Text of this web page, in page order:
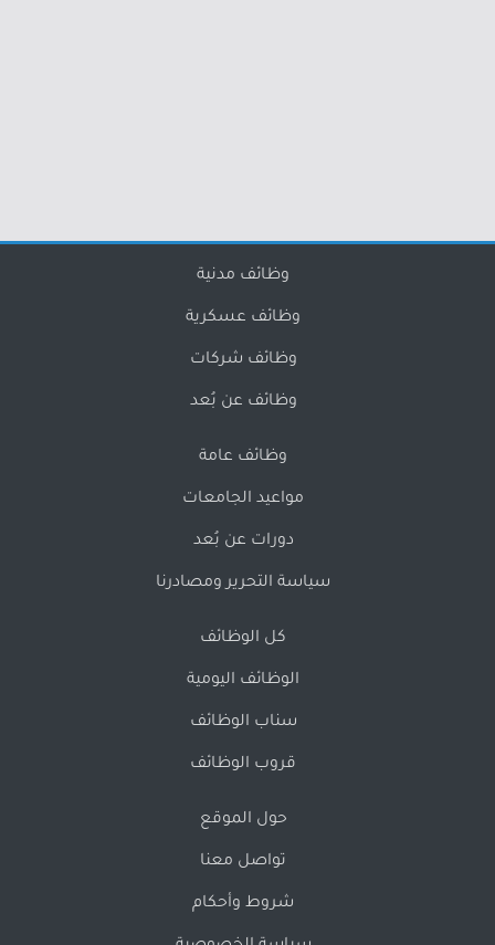
وظائف مدنية
وظائف عسكرية
وظائف شركات
وظائف عن بُعد
وظائف عامة
مواعيد الجامعات
دورات عن بُعد
سياسة التحرير ومصادرنا
كل الوظائف
الوظائف اليومية
سناب الوظائف
قروب الوظائف
حول الموقع
تواصل معنا
شروط وأحكام